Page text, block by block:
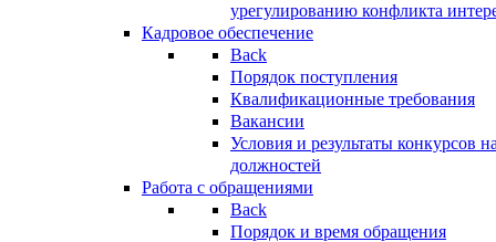
урегулированию конфликта
Кадровое обеспечение
Back
Порядок поступления
Квалификационные требования
Вакансии
Условия и результаты конкурсов
должностей
Работа с обращениями
Back
Порядок и время обращения